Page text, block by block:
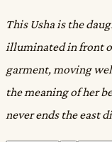
This Usha is the
illuminated in front
garment, moving
the meaning of her
never ends the east